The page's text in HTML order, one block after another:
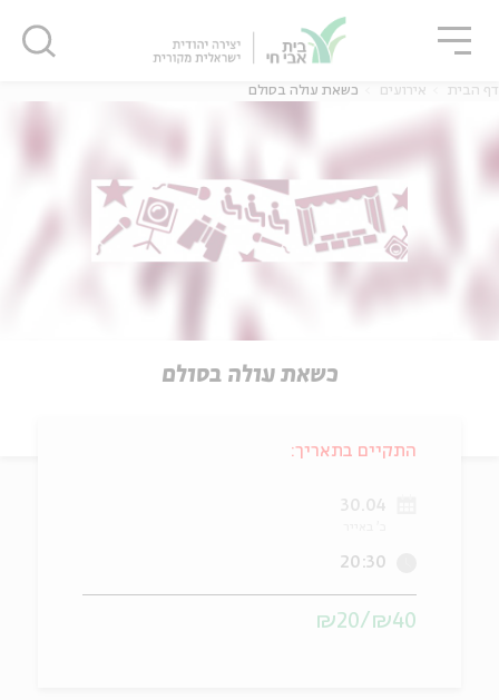
דף הבית אירועים כשאת עולה בסולם
כשאת עולה בסולם
התקיים בתאריך:
30.04
20:30
₪40/₪20
סגור